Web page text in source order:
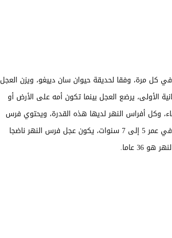
كل مرة، وفقا لحديقة حيوان سان دييغو، ويزن العجل
50 كجم)، وفي الأشهر الثمانية الأولى، يرضع العجل بينما تكون أمه على الأرض أو
وكل أفراس النهر لديها هذه القدرة، ويحتوي فرس
النهر أيضا على أغشية تغطي وتحمي عيونه أثناء وجوده تحت الماء، وفي عمر 5 إلى 7 سنوات، يكون عجل فرس النهر ناضجا
عاما.